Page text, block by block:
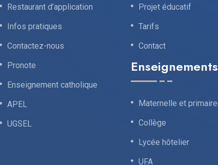
Restaurant d’application
Infos pratiques
Contactez-nous
Pronote
Enseignement catholique
APEL
UGSEL
Projet éducatif
Tarifs
Contact
Enseignements
Maternelle et primaire
Collège
Lycée hôtelier
UFA